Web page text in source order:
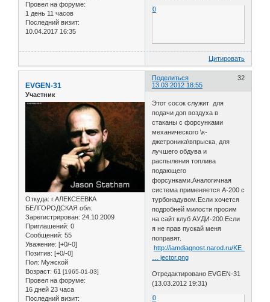
Провел на форуме:
1 день 11 часов
Последний визит:
10.04.2017 16:35
0
Цитировать
Поделиться
32
13.03.2012 18:55
EVGEN-31
Участник
Откуда: г.АЛЕКСЕЕВКА
БЕЛГОРОДСКАЯ обл.
Зарегистрирован: 24.10.2009
Приглашений: 0
Сообщений: 55
Уважение: [+0/-0]
Позитив: [+0/-0]
Пол: Мужской
Возраст: 61 [1965-01-03]
Провел на форуме:
16 дней 23 часа
Последний визит:
Этот сосок служит для
подачи доп воздуха в
стаканы с форсунками
механического \к-
джетроника\впрыска, для
лучшего обдува и
распыления топлива
подающего
форсунками.Аналогичная
система применяется А-200 с
турбонадувом.Если хочется
подробней милости просим
на сайт клуб АУДИ-200.Если
я не прав пускай меня
поправят.
http://iamdiagnost.narod.ru/KE_jetronic
… jector.png
Отредактировано EVGEN-31
(13.03.2012 19:31)
0